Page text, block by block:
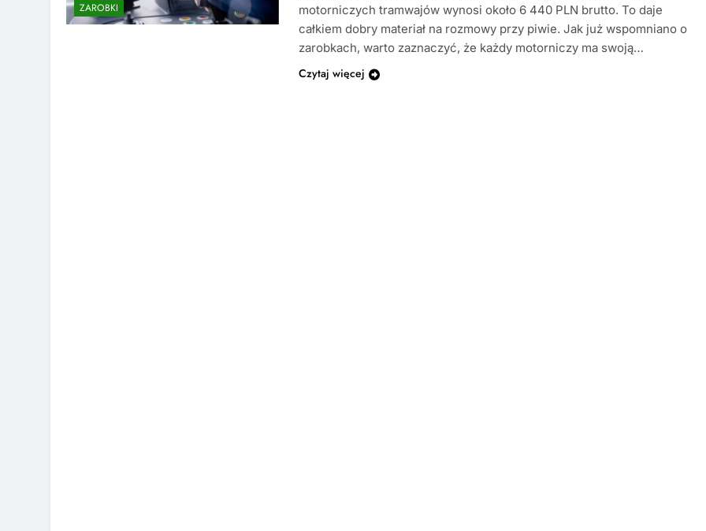
ZAROBKI
motorniczych tramwajów wynosi około 6 440 PLN brutto. To daje
całkiem dobry materiał na rozmowy przy piwie. Jak już wspomniano o
zarobkach, warto zaznaczyć, że każdy motorniczy ma swoją…
Czytaj więcej